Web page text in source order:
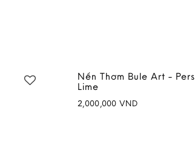
Nến Thơm Bule Art -
Lime
2,000,000 VND